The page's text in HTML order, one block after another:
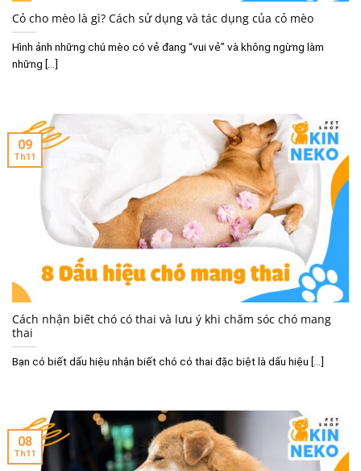
Cỏ cho mèo là gì? Cách sử dụng và tác dụng của cỏ mèo
Hình ảnh những chú mèo có vẻ đang “vui vẻ” và không ngừng làm
những [...]
Cách nhận biết chó có thai và lưu ý khi chăm sóc chó mang
thai
Bạn có biết dấu hiệu nhận biết chó có thai đặc biệt là dấu hiệu [...]
09
Th11
08
Th11